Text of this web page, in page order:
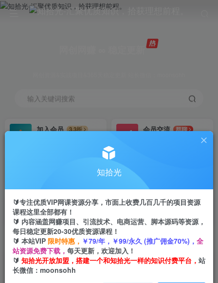
输入关键词搜索
加入会员
3.3折
会员交流
群聊
首页 创业课程 会员专属 正文
（6398期）小红书AI定制头像项目，保姆级教
程，日入500+，【教程+工具】
知拾光
🔰专注优质VIP网课资源分享，市面上收费几百几千的项目资源
课程这里全部都有！
🔰 内容涵盖网赚项目、引流技术、电商运营、脚本源码等资源，
每日稳定更新20-30优质资源课程！
🔰 本站VIP 限时特惠， ￥79/年，￥99/永久 (推广佣金70%)， 全
站资源免费下载， 每天更新，欢迎加入！
🔰 知拾光开放加盟，搭建一个和知拾光一样的知识付费平台， 站
长微信：moonsohh